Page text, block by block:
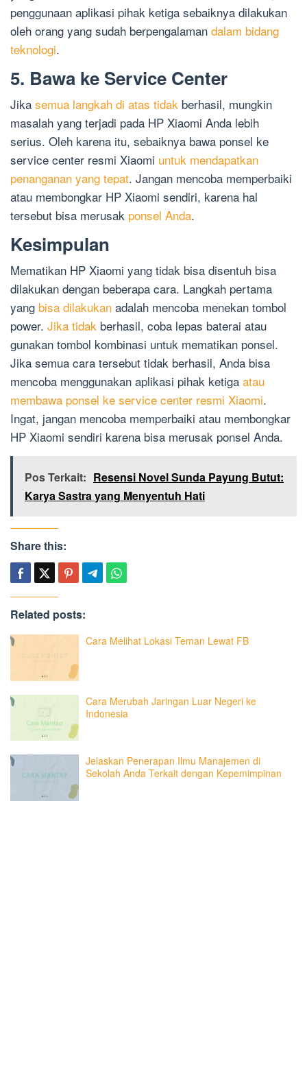
penggunaan aplikasi pihak ketiga sebaiknya dilakukan
oleh orang yang sudah berpengalaman dalam bidang
teknologi.
5. Bawa ke Service Center
Jika semua langkah di atas tidak berhasil, mungkin
masalah yang terjadi pada HP Xiaomi Anda lebih
serius. Oleh karena itu, sebaiknya bawa ponsel ke
service center resmi Xiaomi untuk mendapatkan
penanganan yang tepat. Jangan mencoba memperbaiki
atau membongkar HP Xiaomi sendiri, karena hal
tersebut bisa merusak ponsel Anda.
Kesimpulan
Mematikan HP Xiaomi yang tidak bisa disentuh bisa
dilakukan dengan beberapa cara. Langkah pertama
yang bisa dilakukan adalah mencoba menekan tombol
power. Jika tidak berhasil, coba lepas baterai atau
gunakan tombol kombinasi untuk mematikan ponsel.
Jika semua cara tersebut tidak berhasil, Anda bisa
mencoba menggunakan aplikasi pihak ketiga atau
membawa ponsel ke service center resmi Xiaomi.
Ingat, jangan mencoba memperbaiki atau membongkar
HP Xiaomi sendiri karena bisa merusak ponsel Anda.
Pos Terkait: Resensi Novel Sunda Payung Butut:
Karya Sastra yang Menyentuh Hati
Share this:
Related posts:
Cara Melihat Lokasi Teman Lewat FB
Cara Merubah Jaringan Luar Negeri ke
Indonesia
Jelaskan Penerapan Ilmu Manajemen di
Sekolah Anda Terkait dengan Kepemimpinan